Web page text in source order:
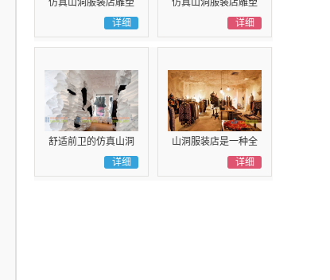
仿真山洞服装店雕塑
是一个十分的室内建
详细
仿真山洞服装店雕塑
致力于奢华致个性化
详细
舒适前卫的仿真山洞
服装店雕塑展现前所
详细
山洞服装店是一种全
新的商业模式谁是个
详细